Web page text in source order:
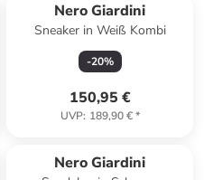
Nero Giardini
Sneaker in Weiß Kombi
-20%
150,95 €
UVP: 189,90 €*
Nero Giardini